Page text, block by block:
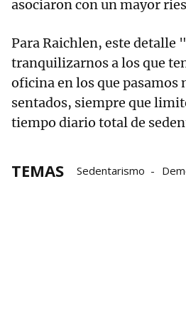
asociaron con un mayor
Para Raichlen, este detalle
tranquilizarnos a los que
oficina en los que pasamos
sentados, siempre que
tiempo diario total de
TEMAS Sedentarismo